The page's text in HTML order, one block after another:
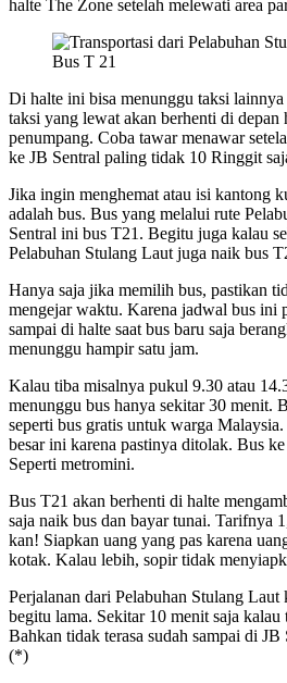
halte The Zone setelah melewati area
Bus T 21
Di halte ini bisa menunggu taksi lainnya
taksi yang lewat akan berhenti di depan
penumpang. Coba tawar menawar
ke JB Sentral paling tidak 10 Ringgit
Jika ingin menghemat atau isi kantong
adalah bus. Bus yang melalui rute
Sentral ini bus T21. Begitu juga kalau
Pelabuhan Stulang Laut juga naik bus
Hanya saja jika memilih bus, pastikan
mengejar waktu. Karena jadwal bus ini
sampai di halte saat bus baru saja
menunggu hampir satu jam.
Kalau tiba misalnya pukul 9.30 atau
menunggu bus hanya sekitar 30 menit.
seperti bus gratis untuk warga
besar ini karena pastinya ditolak. Bus
Seperti metromini.
Bus T21 akan berhenti di halte
saja naik bus dan bayar tunai. Tarifnya
kan! Siapkan uang yang pas karena
kotak. Kalau lebih, sopir tidak
Perjalanan dari Pelabuhan Stulang
begitu lama. Sekitar 10 menit saja kalau
Bahkan tidak terasa sudah sampai di JB
(*)